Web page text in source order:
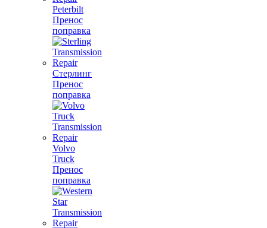
Peterbilt
Пренос
поправка
Стерлинг
Пренос
поправка
Volvo
Truck
Пренос
поправка